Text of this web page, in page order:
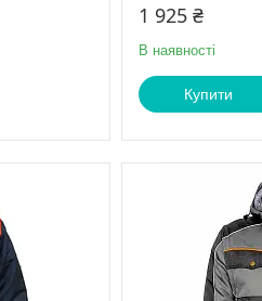
1 925 ₴
В наявності
Купити